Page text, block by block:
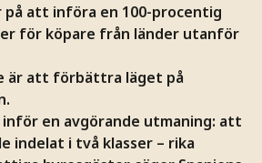
på att införa en 100-procentig
för köpare från länder utanför
är att förbättra läget på
en avgörande utmaning: att
indelat i två klasser – rika